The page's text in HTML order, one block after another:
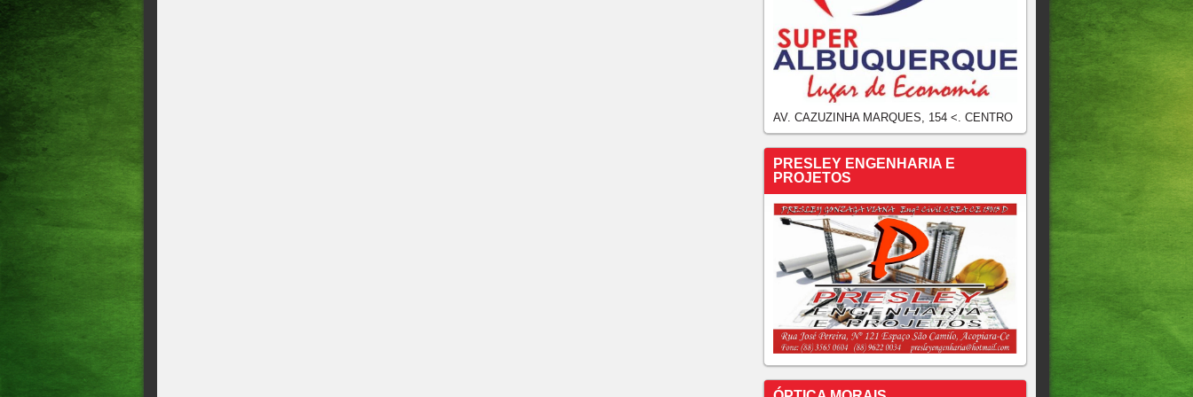
AV. CAZUZINHA MARQUES, 154 <. CENTRO
PRESLEY ENGENHARIA E
PROJETOS